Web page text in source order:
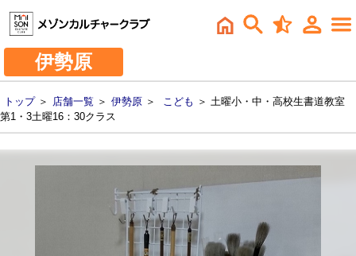
伊勢原
トップ＞ 店舗一覧 ＞ 伊勢原 ＞ こども ＞ 土曜小・中・高校生書道教室
第1・3土曜16：30クラス